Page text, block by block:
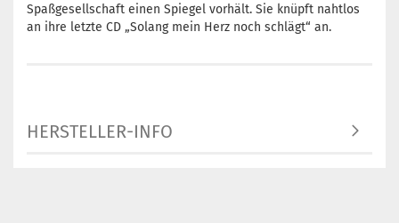
Spaßgesellschaft einen Spiegel vorhält. Sie knüpft nahtlos
an ihre letzte CD „Solang mein Herz noch schlägt“ an.
HERSTELLER-INFO